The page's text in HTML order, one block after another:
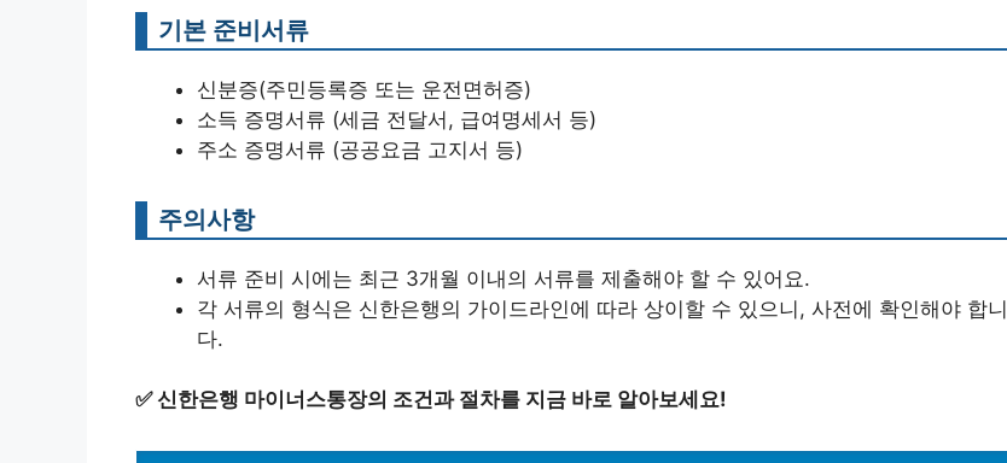
기본 준비서류
신분증(주민등록증 또는 운전면허증)
소득 증명서류 (세금 전달서, 급여명세서 등)
주소 증명서류 (공공요금 고지서 등)
주의사항
서류 준비 시에는 최근 3개월 이내의 서류를 제출해야 할 수 있어요.
각 서류의 형식은 신한은행의 가이드라인에 따라 상이할 수 있으니, 사전에 확인해야 합니
다.
✅신한은행 마이너스통장의 조건과 절차를 지금 바로 알아보세요!